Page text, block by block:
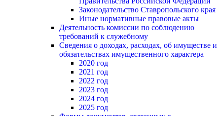
Законодательство Ставропольского края
Иные нормативные правовые акты
Деятельность комиссии по соблюдению
требований к служебному
Сведения о доходах, расходах, об имуществе и
обязательствах имущественного характера
2020 год
2021 год
2022 год
2023 год
2024 год
2025 год